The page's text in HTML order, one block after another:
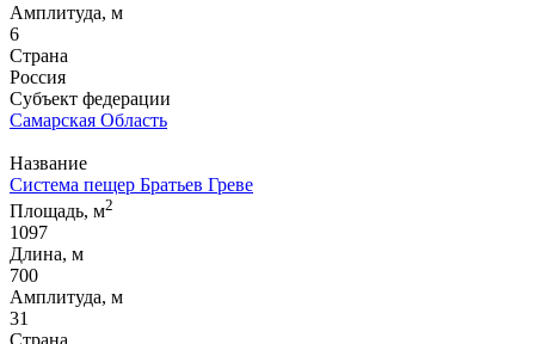
Амплитуда, м
6
Страна
Россия
Субъект федерации
Самарская Область
Название
Система пещер Братьев Греве
Площадь, м2
1097
Длина, м
700
Амплитуда, м
31
Страна